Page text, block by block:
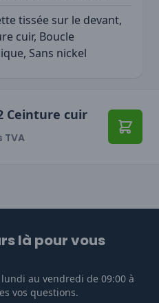
tissée sur le devant,
cuir, Boucle
Sans nickel
Ceinture cuir
TVA
là pour vous
au vendredi de 09:00 à
vos questions.